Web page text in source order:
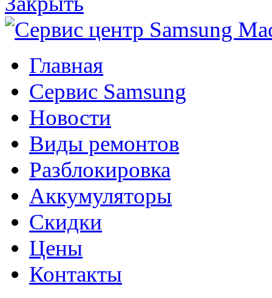
Главная
Сервис Samsung
Новости
Виды ремонтов
Разблокировка
Аккумуляторы
Скидки
Цены
Контакты